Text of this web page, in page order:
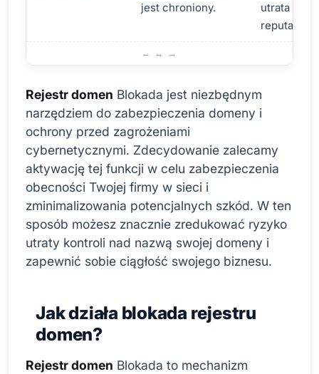
jest chroniony.
utrata
reputacji.
Rejestr domen Blokada jest niezbędnym
narzędziem do zabezpieczenia domeny i
ochrony przed zagrożeniami
cybernetycznymi. Zdecydowanie zalecamy
aktywację tej funkcji w celu zabezpieczenia
obecności Twojej firmy w sieci i
zminimalizowania potencjalnych szkód. W ten
sposób możesz znacznie zredukować ryzyko
utraty kontroli nad nazwą swojej domeny i
zapewnić sobie ciągłość swojego biznesu.
Jak działa blokada rejestru
domen?
Rejestr domen Blokada to mechanizm